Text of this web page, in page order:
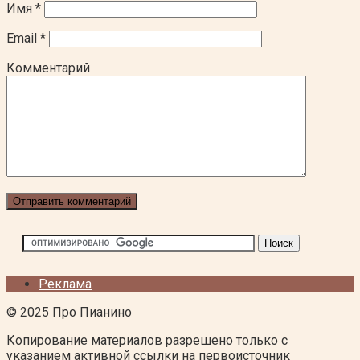
Имя *
Email *
Комментарий
Реклама
© 2025 Про Пианино
Копирование материалов разрешено только с
указанием активной ссылки на первоисточник